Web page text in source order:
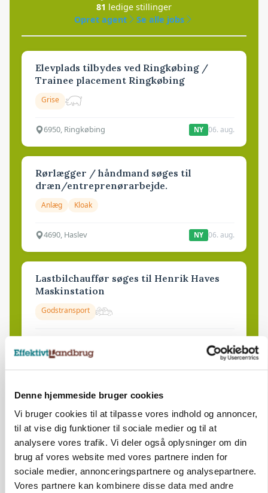
Denne hjemmeside bruger cookies
Vi bruger cookies til at tilpasse vores indhold og annoncer,
til at vise dig funktioner til sociale medier og til at
analysere vores trafik. Vi deler også oplysninger om din
brug af vores website med vores partnere inden for
sociale medier, annonceringspartnere og analysepartnere.
Vores partnere kan kombinere disse data med andre
81 ledige stillinger
Opret agent
Se alle jobs
Elevplads tilbydes ved Ringkøbing /
Trainee placement Ringkøbing
Grise
6950, Ringkøbing NY 06. aug.
Rørlægger / håndmand søges til
dræn/entreprenørarbejde.
Anlæg Kloak
4690, Haslev NY 06. aug.
Lastbilchauffør søges til Henrik Haves
Maskinstation
Godstransport
Grise
9681, Ranum 03. aug.
Kalvepasser til ejendom i udvikling søges